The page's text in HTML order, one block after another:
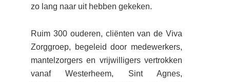
zo lang naar uit hebben gekeken.
Ruim 300 ouderen, cliënten van de Viva
Zorggroep, begeleid door medewerkers,
mantelzorgers en vrijwilligers vertrokken
vanaf Westerheem, Sint Agnes,